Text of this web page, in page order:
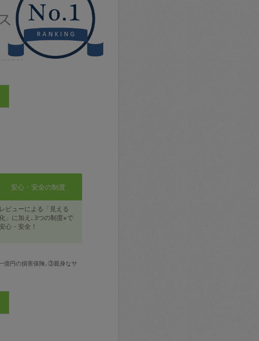
安心・安全の制度
レビューによる「見える
」に加え､3つの制度※で
安心・安全！
億円の損害保険､③親身なサ